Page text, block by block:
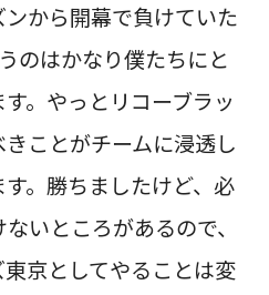
から開幕で負けていた
のはかなり僕たちにと
。やっとリコーブラッ
ことがチームに浸透し
。勝ちましたけど、必
いところがあるので、
京としてやることは変